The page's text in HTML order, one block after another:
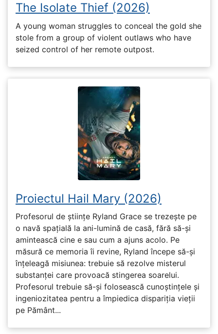
The Isolate Thief (2026)
A young woman struggles to conceal the gold she
stole from a group of violent outlaws who have
seized control of her remote outpost.
Proiectul Hail Mary (2026)
Profesorul de științe Ryland Grace se trezește pe
o navă spațială la ani-lumină de casă, fără să-și
amintească cine e sau cum a ajuns acolo. Pe
măsură ce memoria îi revine, Ryland începe să-și
înțeleagă misiunea: trebuie să rezolve misterul
substanței care provoacă stingerea soarelui.
Profesorul trebuie să-și folosească cunoștințele și
ingeniozitatea pentru a împiedica dispariția vieții
pe Pământ...